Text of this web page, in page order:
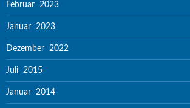
Februar 2023
Januar 2023
Dezember 2022
Juli 2015
Januar 2014